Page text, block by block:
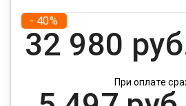
- 40%
32 980
При оплате